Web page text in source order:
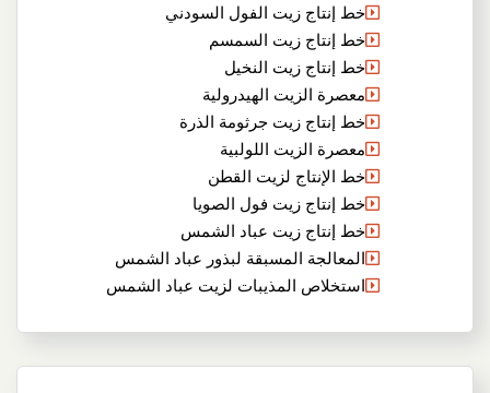
خط إنتاج زيت الفول السودني
خط إنتاج زيت السمسم
خط إنتاج زيت النخيل
معصرة الزيت الهيدرولية
خط إنتاج زيت جرثومة الذرة
معصرة الزيت اللولبية
خط الإنتاج لزيت القطن
خط إنتاج زيت فول الصويا
خط إنتاج زيت عباد الشمس
المعالجة المسبقة لبذور عباد الشمس
استخلاص المذيبات لزيت عباد الشمس